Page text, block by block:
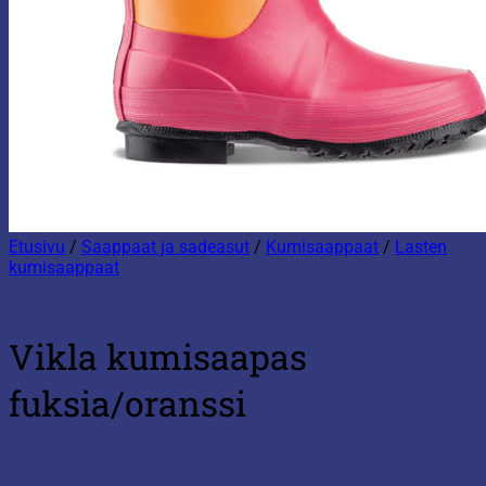
Etusivu / Saappaat ja sadeasut / Kumisaappaat / Lasten
kumisaappaat
Vikla kumisaapas
fuksia/oranssi